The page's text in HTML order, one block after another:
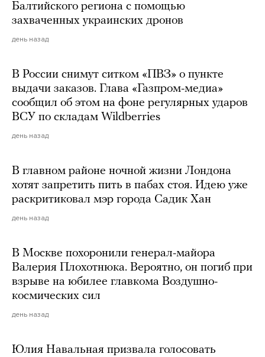
Балтийского региона с помощью
захваченных украинских дронов
день назад
В России снимут ситком «ПВЗ» о пункте
выдачи заказов. Глава «Газпром-медиа»
сообщил об этом на фоне регулярных ударов
ВСУ по складам Wildberries
день назад
В главном районе ночной жизни Лондона
хотят запретить пить в пабах стоя. Идею уже
раскритиковал мэр города Садик Хан
день назад
В Москве похоронили генерал-майора
Валерия Плохотнюка. Вероятно, он погиб при
взрыве на юбилее главкома Воздушно-
космических сил
день назад
Юлия Навальная призвала голосовать